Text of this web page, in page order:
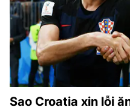
Sao Croatia xin lỗi